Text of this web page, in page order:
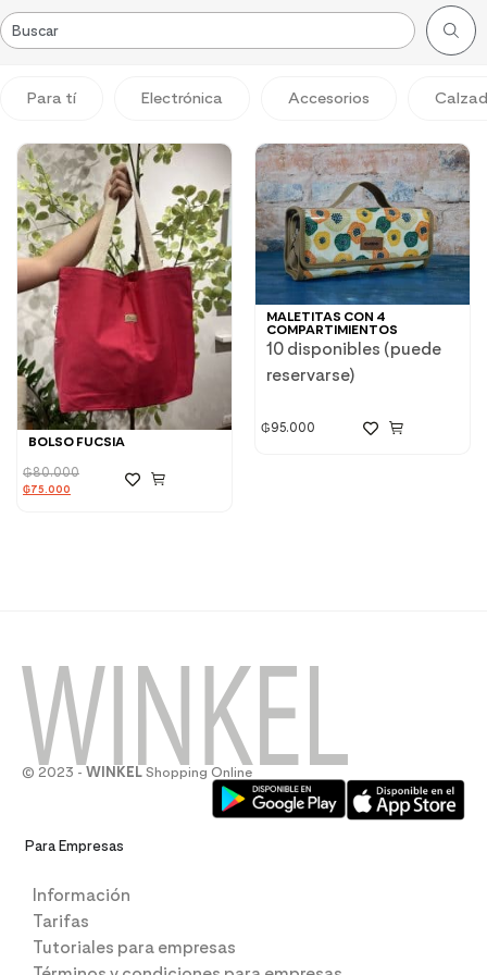
Para tí Electrónica Accesorios
BOLSO FUCSIA
₲80.000
₲75.000
MALETITAS CON 4
COMPARTIMIENTOS
10 disponibles (puede
reservarse)
₲95.000
© 2023 - WINKEL Shopping Online
Para Empresas
Información
Tarifas
Tutoriales para empresas